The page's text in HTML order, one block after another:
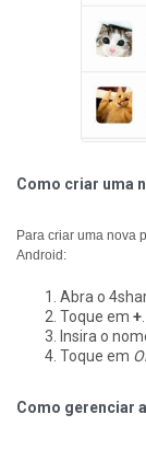
Como criar uma
Para criar uma nova
Android:
Abra o
Toque em +.
Insira o
Toque em
Como gerenciar